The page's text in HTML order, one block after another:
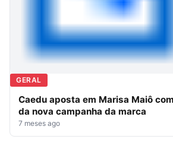
GERAL
Caedu aposta em Marisa Maiô
da nova campanha da marca
7 meses ago